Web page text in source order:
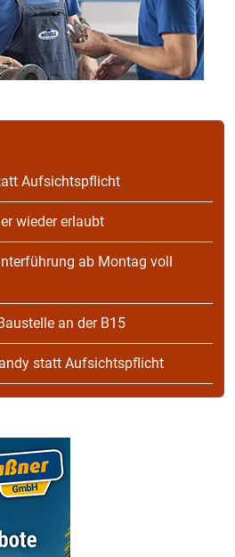
Aufsichtspflicht
wieder erlaubt
ab Montag voll
an der B15
statt Aufsichtspflicht